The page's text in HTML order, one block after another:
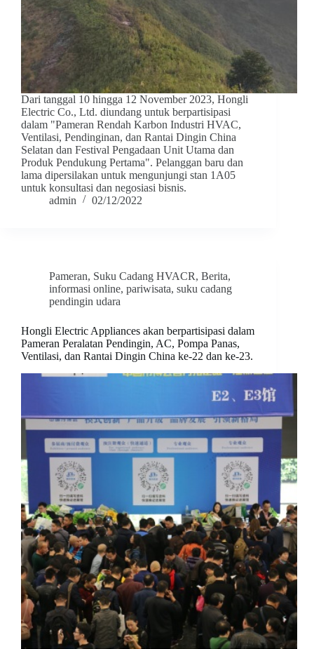
Dari tanggal 10 hingga 12 November 2023, Hongli
Electric Co., Ltd. diundang untuk berpartisipasi
dalam "Pameran Rendah Karbon Industri HVAC,
Ventilasi, Pendinginan, dan Rantai Dingin China
Selatan dan Festival Pengadaan Unit Utama dan
Produk Pendukung Pertama". Pelanggan baru dan
lama dipersilakan untuk mengunjungi stan 1A05
untuk konsultasi dan negosiasi bisnis.
admin
02/12/2022
Pameran, Suku Cadang HVACR, Berita,
informasi online, pariwisata, suku cadang
pendingin udara
Hongli Electric Appliances akan berpartisipasi dalam
Pameran Peralatan Pendingin, AC, Pompa Panas,
Ventilasi, dan Rantai Dingin China ke-22 dan ke-23.